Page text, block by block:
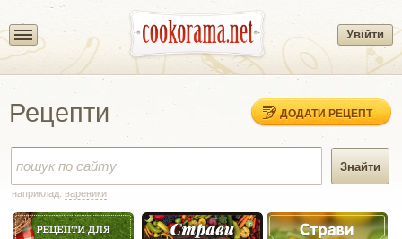
Увійти
Рецепти ДОДАТИ РЕЦЕПТ
наприклад: вареники